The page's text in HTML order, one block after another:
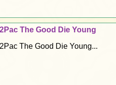
2Pac The Good Die Young
2Pac The Good Die Young...